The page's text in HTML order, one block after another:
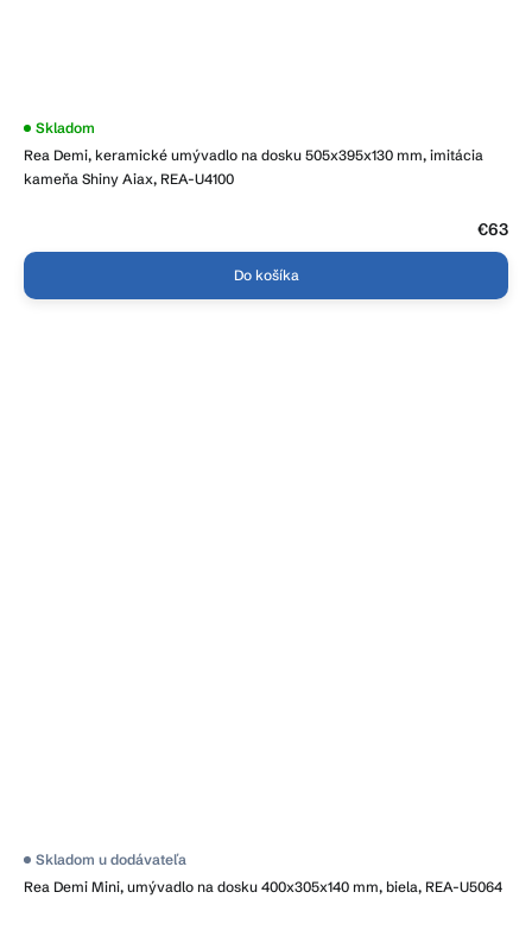
Rea Demi, keramické umývadlo na dosku 505x395x130 mm, imitácia
kameňa Shiny Aiax, REA-U4100
Skladom
€63
Do košíka
Rea Demi Mini, umývadlo na dosku 400x305x140 mm, biela, REA-U5064
Skladom u dodávateľa